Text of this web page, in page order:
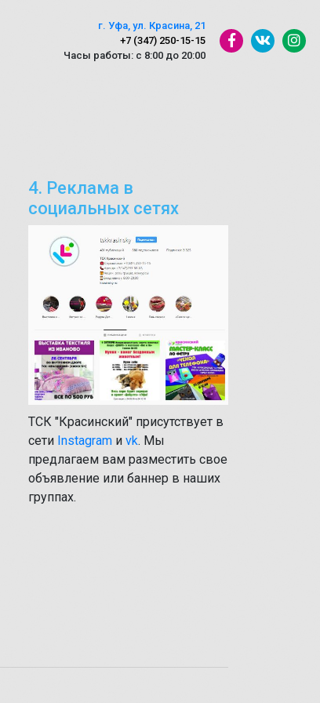
г. Уфа, ул. Красина, 21
+7 (347) 250-15-15
Часы работы: с 8:00 до 20:00
4. Реклама в
социальных сетях
ТСК "Красинский" присутствует в
сети Instagram и vk. Мы
предлагаем вам разместить свое
объявление или баннер в наших
группах.